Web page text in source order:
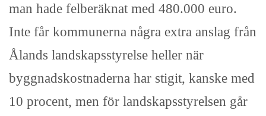
man hade felberäknat med 480.000 euro.
Inte får kommunerna några extra anslag från
Ålands landskapsstyrelse heller när
byggnadskostnaderna har stigit, kanske med
10 procent, men för landskapsstyrelsen går